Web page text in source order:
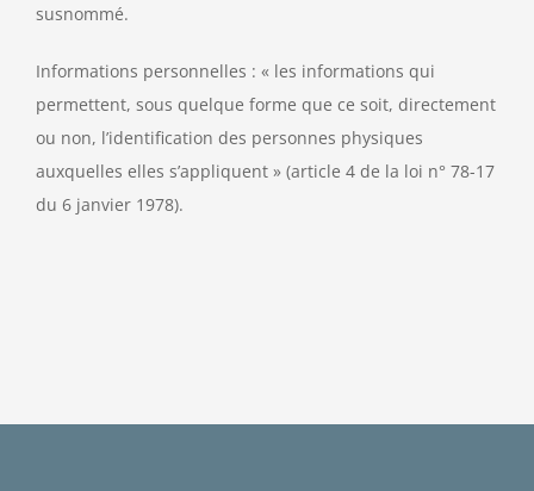
susnommé.
Informations personnelles : « les informations qui
permettent, sous quelque forme que ce soit, directement
ou non, l’identification des personnes physiques
auxquelles elles s’appliquent » (article 4 de la loi n° 78-17
du 6 janvier 1978).